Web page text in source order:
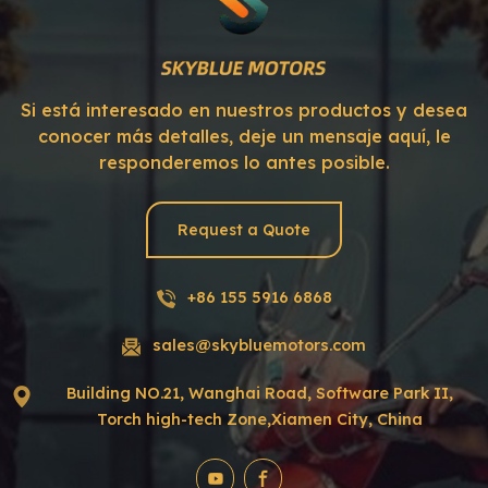
Si está interesado en nuestros productos y desea
conocer más detalles, deje un mensaje aquí, le
responderemos lo antes posible.
Request a Quote
+86 155 5916 6868
sales@skybluemotors.com
Building NO.21, Wanghai Road, Software Park II,
Torch high-tech Zone,Xiamen City, China